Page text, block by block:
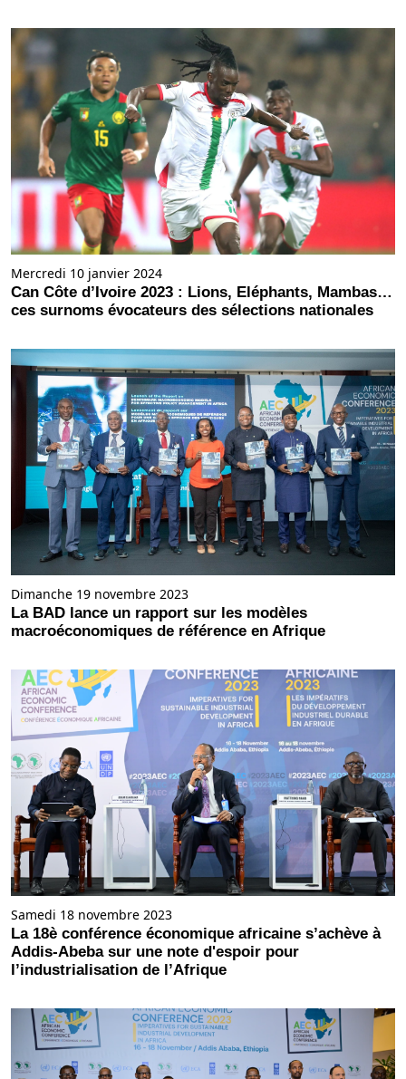
Mercredi 10 janvier 2024
Can Côte d’Ivoire 2023 : Lions, Eléphants, Mambas…
ces surnoms évocateurs des sélections nationales
Dimanche 19 novembre 2023
La BAD lance un rapport sur les modèles
macroéconomiques de référence en Afrique
Samedi 18 novembre 2023
La 18è conférence économique africaine s’achève à
Addis-Abeba sur une note d'espoir pour
l’industrialisation de l’Afrique